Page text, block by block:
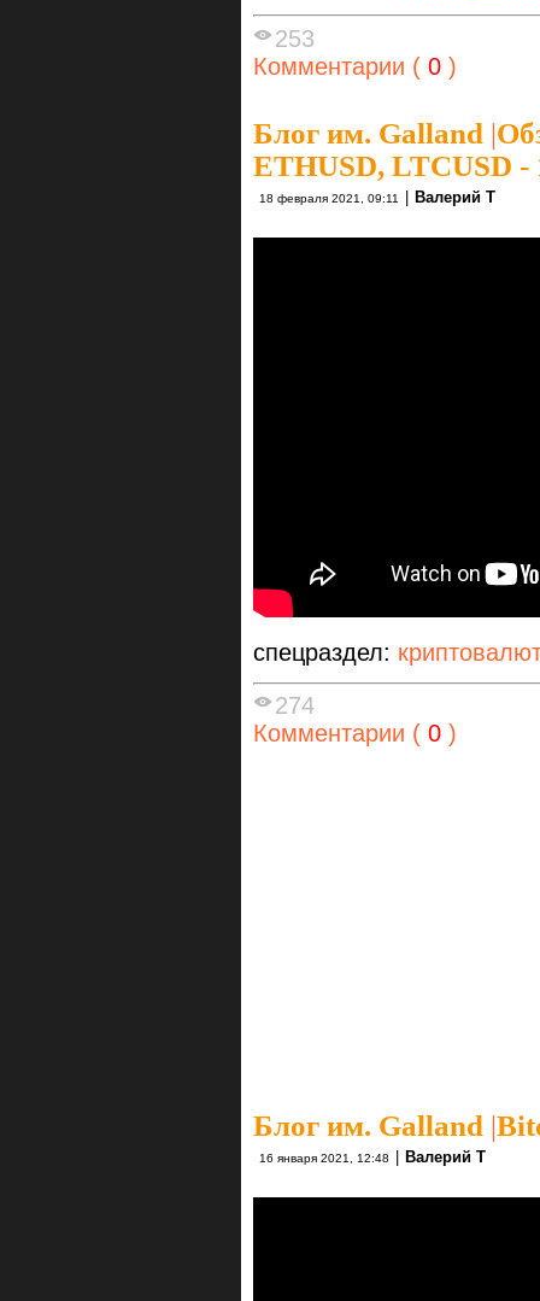
253
Комментарии ( 0 )
Блог им. Galland |
ETHUSD, LTCUSD -
18 февраля 2021, 09:11 Валерий Т
спецраздел:
274
Комментарии ( 0 )
Блог им. Galland |
16 января 2021, 12:48 Валерий Т